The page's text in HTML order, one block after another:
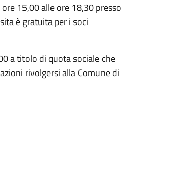
15,00 alle ore 18,30 presso
è gratuita per i soci
a titolo di quota sociale che
rivolgersi alla Comune di